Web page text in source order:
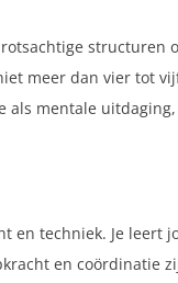
structuren
meer dan vier tot
als mentale
techniek. Je leert
en coördinatie